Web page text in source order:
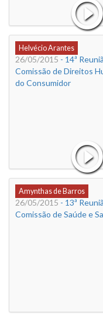
Helvécio Arantes
26/05/2015 - 14ª
Comissão de Direitos
do Consumidor
Amynthas de Barros
26/05/2015 - 13ª
Comissão de Saúde e